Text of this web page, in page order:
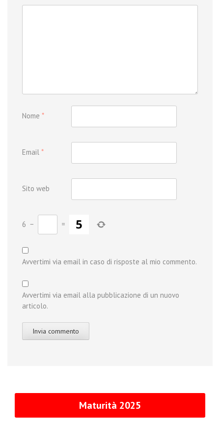
Nome *
Email *
Sito web
6 − =
Avvertimi via email in caso di risposte al mio commento.
Avvertimi via email alla pubblicazione di un nuovo
articolo.
Maturità 2025